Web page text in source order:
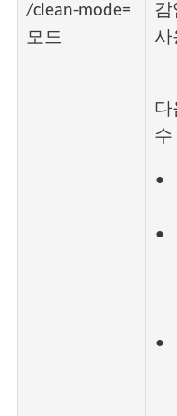
/clean-mode=
모드
감
사
다
수